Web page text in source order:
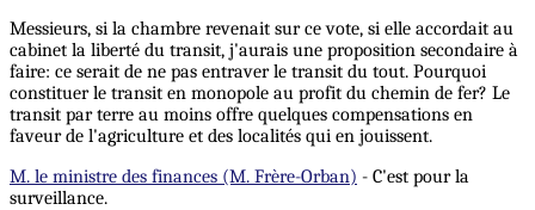
Messieurs, si la chambre revenait sur ce vote, si elle accordait au
cabinet la liberté du transit, j'aurais une proposition secondaire à
faire: ce serait de ne pas entraver le transit du tout. Pourquoi
constituer le transit en monopole au profit du chemin de fer? Le
transit par terre au moins offre quelques compensations en
faveur de l'agriculture et des localités qui en jouissent.
M. le ministre des finances (M. Frère-Orban) - C'est pour la
surveillance.